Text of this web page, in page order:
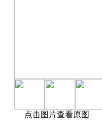
点击图片查看原图